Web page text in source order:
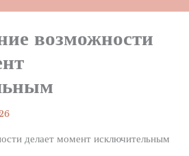
возможности
делает момент исключительным